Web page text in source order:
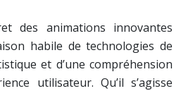
des animations innovantes
habile de technologies de
et d’une compréhension
utilisateur. Qu’il s’agisse